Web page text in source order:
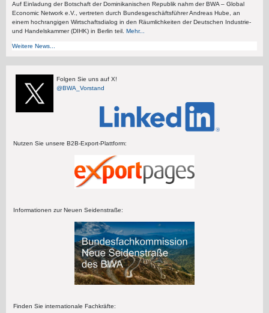
Auf Einladung der Botschaft der Dominikanischen Republik nahm der BWA – Global
Economic Network e.V., vertreten durch Bundesgeschäftsführer Andreas Hube, an
einem hochrangigen Wirtschaftsdialog in den Räumlichkeiten der Deutschen Industrie-
und Handelskammer (DIHK) in Berlin teil. Mehr...
Weitere News...
Folgen Sie uns auf X!
@BWA_Vorstand
Nutzen Sie unsere B2B-Export-Plattform:
Informationen zur Neuen Seidenstraße:
Finden Sie internationale Fachkräfte: